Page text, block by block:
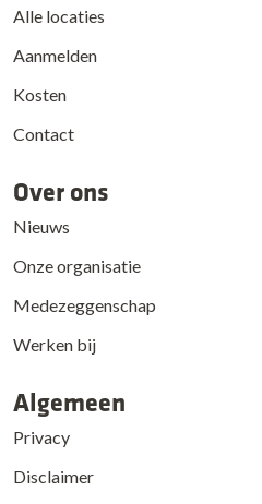
Alle locaties
Aanmelden
Kosten
Contact
Over ons
Nieuws
Onze organisatie
Medezeggenschap
Werken bij
Algemeen
Privacy
Disclaimer